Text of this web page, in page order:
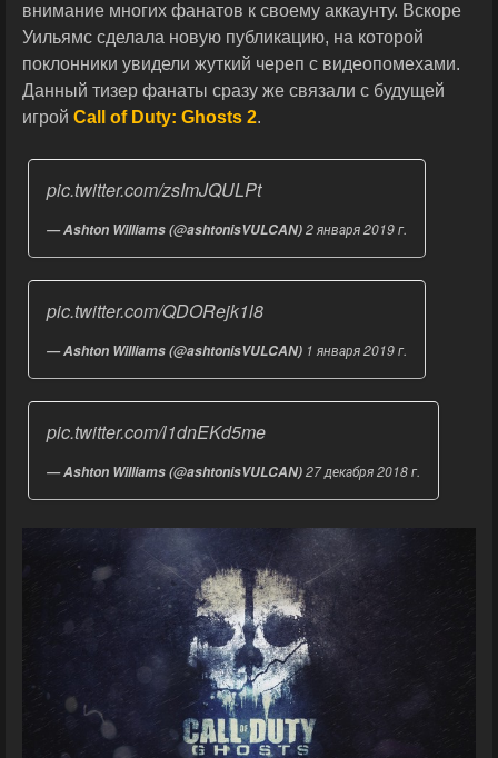
внимание многих фанатов к своему аккаунту. Вскоре
Уильямс сделала новую публикацию, на которой
поклонники увидели жуткий череп с видеопомехами.
Данный тизер фанаты сразу же связали с будущей
игрой Call of Duty: Ghosts 2.
pic.twitter.com/zsImJQULPt
— Ashton Williams (@ashtonisVULCAN)2 января 2019 г.
pic.twitter.com/QDORejk1l8
— Ashton Williams (@ashtonisVULCAN) 1 января 2019 г.
pic.twitter.com/l1dnEKd5me
— Ashton Williams (@ashtonisVULCAN)27 декабря 2018 г.